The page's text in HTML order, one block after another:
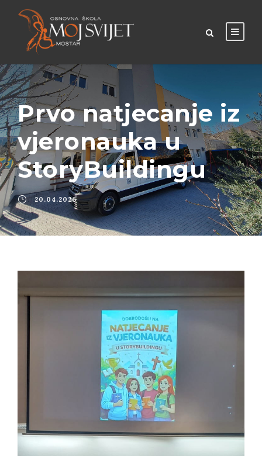
Prvo natjecanje iz
vjeronauka u
StoryBuildingu
20.04.2026